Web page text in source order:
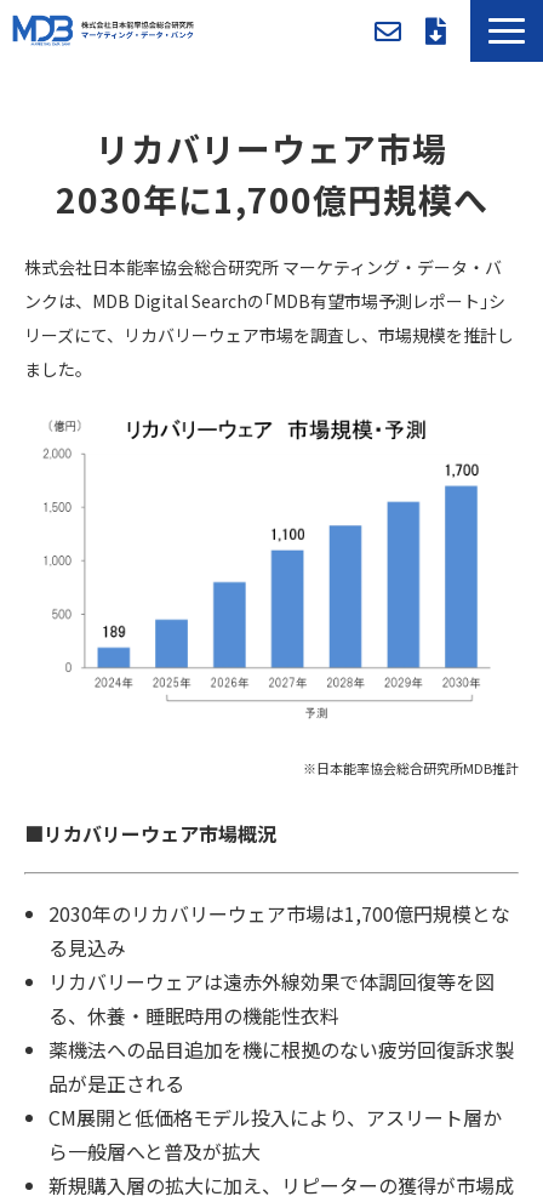
導入事例／課題別活用法
入会方法・料金
セミナー/イベント
お役立ち資料
新着情報
メンバー専用ページ
リカバリーウェア市場
2030年に1,700億円規模へ
株式会社日本能率協会総合研究所 マーケティング・データ・バ
ンクは、MDB Digital Searchの｢MDB有望市場予測レポート｣シ
リーズにて、リカバリーウェア市場を調査し、市場規模を推計し
ました。
※日本能率協会総合研究所MDB推計
■リカバリーウェア市場概況
2030年のリカバリーウェア市場は1,700億円規模とな
る見込み
リカバリーウェアは遠赤外線効果で体調回復等を図
る、休養・睡眠時用の機能性衣料
薬機法への品目追加を機に根拠のない疲労回復訴求製
品が是正される
CM展開と低価格モデル投入により、アスリート層か
ら一般層へと普及が拡大
新規購入層の拡大に加え、リピーターの獲得が市場成